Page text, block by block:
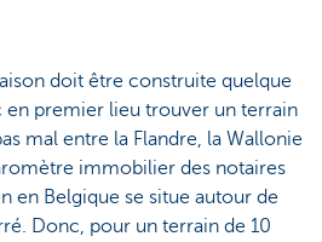
doit être construite quelque
en premier lieu trouver un terrain
mal entre la Flandre, la Wallonie
immobilier des notaires
en Belgique se situe autour de
Donc, pour un terrain de 10